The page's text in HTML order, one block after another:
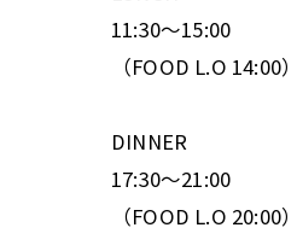
11:30〜15:00
（FOOD L.O 14:00）
DINNER
17:30〜21:00
（FOOD L.O 20:00）